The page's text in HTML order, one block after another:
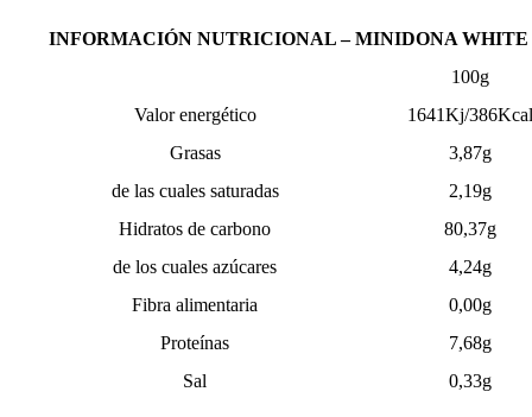
INFORMACIÓN NUTRICIONAL – MINIDONA
100g
Valor energético
1641Kj/386Kcal
Grasas
3,87g
de las cuales saturadas
2,19g
Hidratos de carbono
80,37g
de los cuales azúcares
4,24g
Fibra alimentaria
0,00g
Proteínas
7,68g
Sal
0,33g